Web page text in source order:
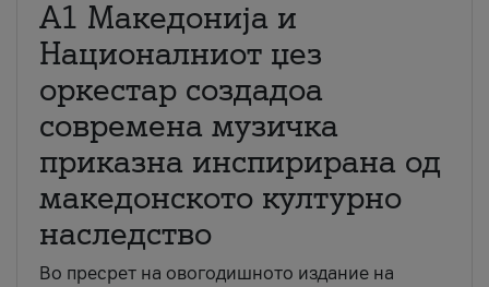
А1 Македонија и
Националниот џез
оркестар создадоа
современа музичка
приказна инспирирана од
македонското културно
наследство
Во пресрет на овогодишното издание на